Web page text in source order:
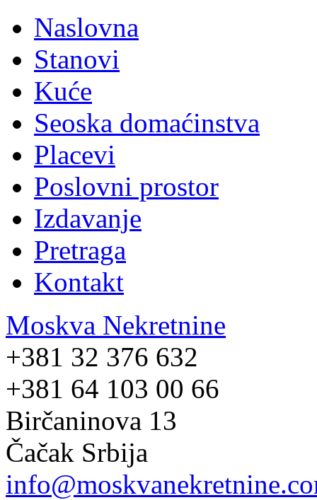
Naslovna
Stanovi
Kuće
Seoska domaćinstva
Placevi
Poslovni prostor
Izdavanje
Pretraga
Kontakt
Moskva Nekretnine
+381 32 376 632
+381 64 103 00 66
Birčaninova 13
Čačak Srbija